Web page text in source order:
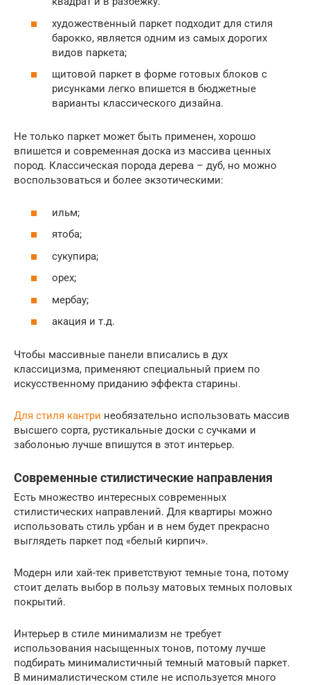
художественный паркет подходит для стиля
барокко, является одним из самых дорогих
видов паркета;
щитовой паркет в форме готовых блоков с
рисунками легко впишется в бюджетные
варианты классического дизайна.
Не только паркет может быть применен, хорошо
впишется и современная доска из массива ценных
пород. Классическая порода дерева – дуб, но можно
воспользоваться и более экзотическими:
ильм;
ятоба;
сукупира;
орех;
мербау;
акация и т.д.
Чтобы массивные панели вписались в дух
классицизма, применяют специальный прием по
искусственному приданию эффекта старины.
Для стиля кантри необязательно использовать массив
высшего сорта, рустикальные доски с сучками и
заболонью лучше впишутся в этот интерьер.
Современные стилистические направления
Есть множество интересных современных
стилистических направлений. Для квартиры можно
использовать стиль урбан и в нем будет прекрасно
выглядеть паркет под «белый кирпич».
Модерн или хай-тек приветствуют темные тона, потому
стоит делать выбор в пользу матовых темных половых
покрытий.
Интерьер в стиле минимализм не требует
использования насыщенных тонов, потому лучше
подбирать минималистичный темный матовый паркет.
В минималистическом стиле не используется много